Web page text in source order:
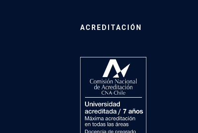
ACREDITACIÓN